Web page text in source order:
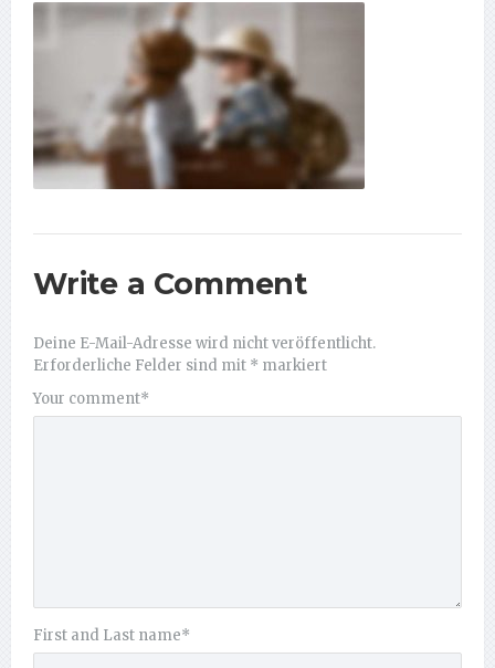
Write a Comment
Deine E-Mail-Adresse wird nicht veröffentlicht.
Erforderliche Felder sind mit * markiert
Your comment*
First and Last name*